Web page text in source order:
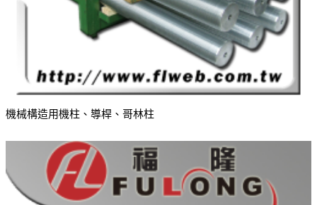
機械構造用機柱、導桿、哥林柱